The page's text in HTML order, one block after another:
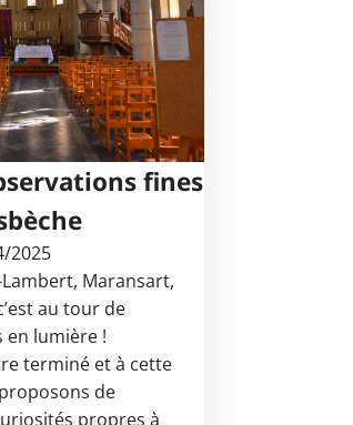
fines
2025
Maransart,
au tour de
en lumière !
terminé et à cette
de
propres à